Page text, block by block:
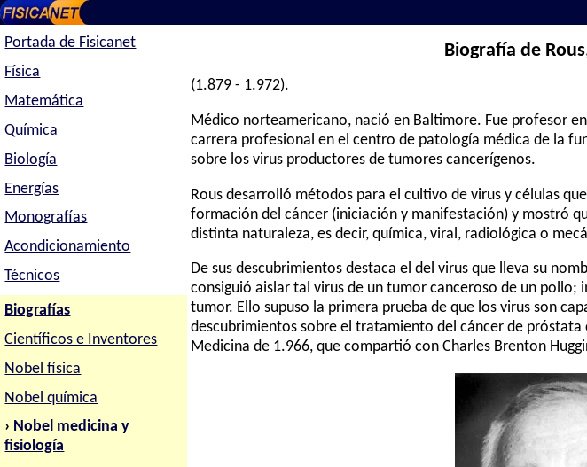
Portada de Fisicanet
Física
Matemática
Química
Biología
Energías
Monografías
Acondicionamiento
Técnicos
Biografías
Científicos e Inventores
Nobel física
Nobel química
› Nobel medicina y
fisiología
Biografía de
(1.879 - 1.972).
Médico norteamericano, nació en Baltimore. Fue profesor
carrera profesional en el centro de patología médica de la
sobre los virus productores de tumores cancerígenos.
Rous desarrolló métodos para el cultivo de virus y células
formación del cáncer (iniciación y manifestación) y mostró
distinta naturaleza, es decir, química, viral, radiológica o
De sus descubrimientos destaca el del virus que lleva su
consiguió aislar tal virus de un tumor canceroso de un
tumor. Ello supuso la primera prueba de que los virus son
descubrimientos sobre el tratamiento del cáncer de
Medicina de 1.966, que compartió con Charles Brenton